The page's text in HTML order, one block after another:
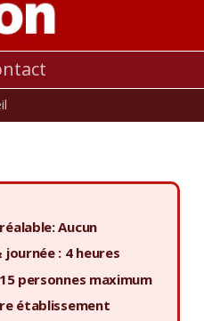
Aucun
journée : 4 heures
personnes maximum
établissement